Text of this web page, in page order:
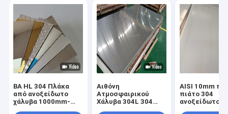
ΒΑ HL 304 Πλάκα
από ανοξείδωτο
χάλυβα 1000mm-
Αιθόνη
Ατμοσφαιρικού
Χάλυβα 304L 304
AISI 10mm
πιάτο 304
ανοξείδωτου